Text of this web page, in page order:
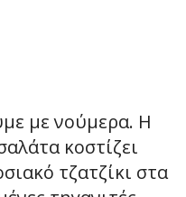
με νούμερα. Η
κοστίζει
τζατζίκι στα